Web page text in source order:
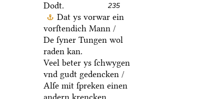
Dodt.
235
Dat ys vorwar ein
vorſtendich Mann /
De ſyner Tungen wol
raden kan.
Veel beter ys ſchwygen
vnd gudt gedencken /
Alſe mit ſpreken einen